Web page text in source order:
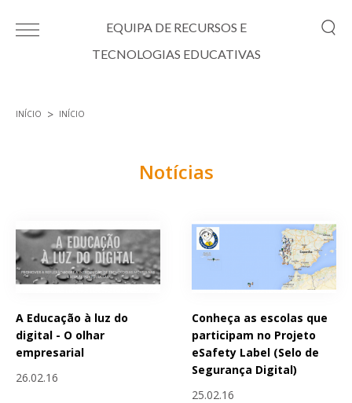
EQUIPA DE RECURSOS E
TECNOLOGIAS EDUCATIVAS
INÍCIO INÍCIO
Notícias
A Educação à luz do
digital - O olhar
empresarial
26.02.16
Conheça as escolas que
participam no Projeto
eSafety Label (Selo de
Segurança Digital)
25.02.16
Páginas